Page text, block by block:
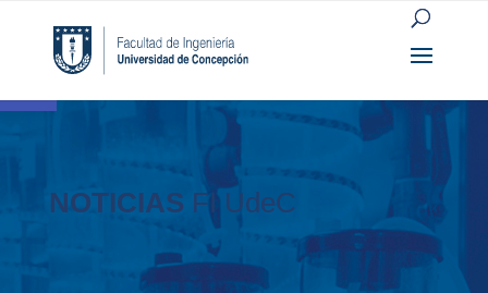
Open toolbar
NOTICIAS FI UdeC